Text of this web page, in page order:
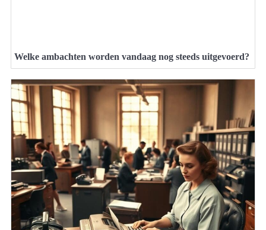
Welke ambachten worden vandaag nog steeds uitgevoerd?